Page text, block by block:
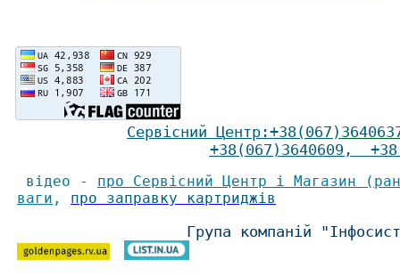
Сервісний Центр :+38(067)
+38(067)3640609 ,
відео - про Сервісний Центр і Магазин
ваги , про заправку картриджів
Група компаній